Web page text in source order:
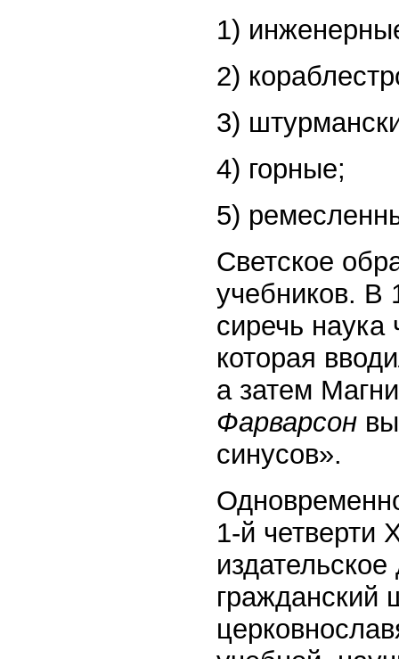
1)
2)
3)
4) горные;
5)
Светское
учебников. В
сиречь
которая
а затем
Фарварсон
синусов».
1-й четверти
гражданский